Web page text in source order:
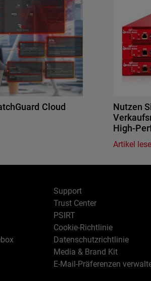
Cloud
Nutzen
High-
Artikel
Support
Trust Center
PSIRT
Cookie-Richtlinie
Datenschutzrichtlinie
Media & Brand Kit
E-Mail-Präferenzen